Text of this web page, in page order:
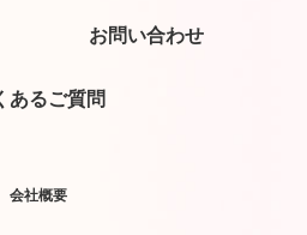
お問い合わせ
あるご質問
会社概要